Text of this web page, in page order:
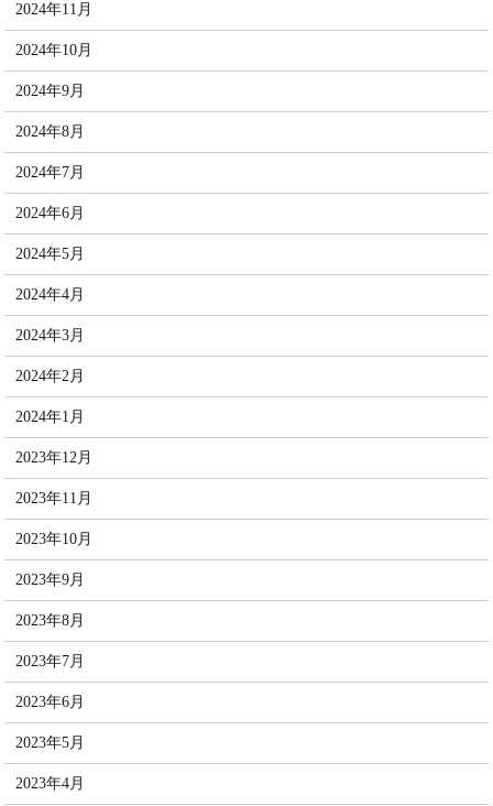
2024年11月
2024年10月
2024年9月
2024年8月
2024年7月
2024年6月
2024年5月
2024年4月
2024年3月
2024年2月
2024年1月
2023年12月
2023年11月
2023年10月
2023年9月
2023年8月
2023年7月
2023年6月
2023年5月
2023年4月